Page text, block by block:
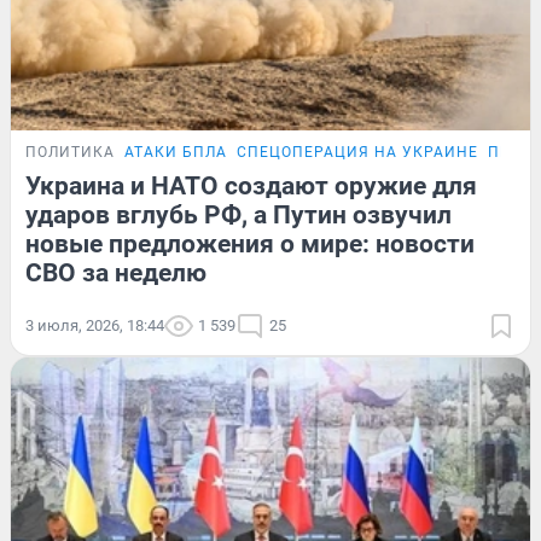
ПОЛИТИКА АТАКИ БПЛА СПЕЦОПЕРАЦИЯ НА УКРАИНЕ
Украина и НАТО создают оружие для
ударов вглубь РФ, а Путин озвучил
новые предложения о мире: новости
СВО за неделю
3 июля, 2026, 18:44 1 539 25